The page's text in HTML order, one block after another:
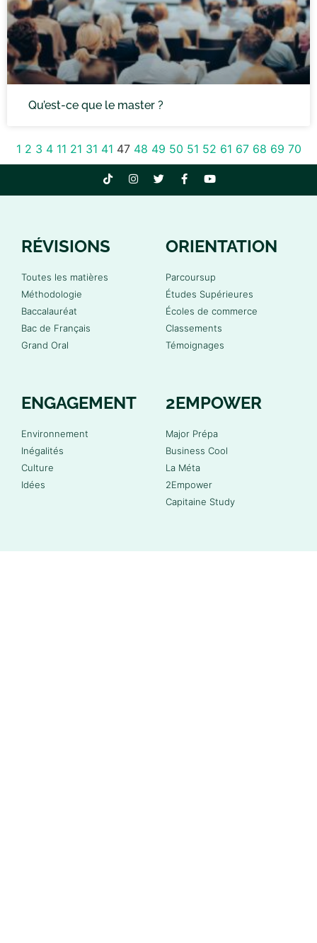
Qu’est-ce que le master ?
1 2 3 4 11 21 31 41 47 48 49 50 51 52 61 67 68 69 70
RÉVISIONS
Toutes les matières
Méthodologie
Baccalauréat
Bac de Français
Grand Oral
ORIENTATION
Parcoursup
Études Supérieures
Écoles de commerce
Classements
Témoignages
ENGAGEMENT
Environnement
Inégalités
Culture
Idées
2EMPOWER
Major Prépa
Business Cool
La Méta
2Empower
Capitaine Study